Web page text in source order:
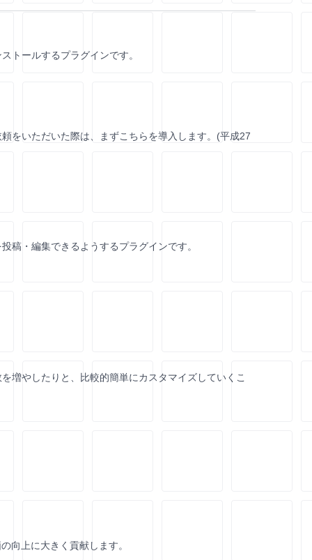
トールするプラグインです。
をいただいた際は、まずこちらを導入します。(平成27
稿・編集できるようするプラグインです。
増やしたりと、比較的簡単にカスタマイズしていくこ
向上に大きく貢献します。